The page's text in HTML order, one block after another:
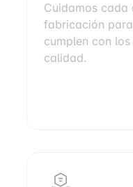
Cuidamos cada
fabricación
cumplen con
calidad.